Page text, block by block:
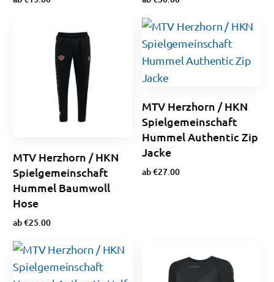
Optionen wählen
MTV Herzhorn / HKN
Spielgemeinschaft
Hummel Baumwoll
Hose
ab€25.00
Ausführung wählen
MTV Herzhorn / HKN
Spielgemeinschaft
Hummel Authentic Zip
Jacke
ab€27.00